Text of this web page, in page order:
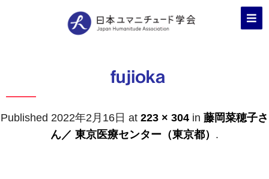
fujioka
Published 2022年2月16日 at 223 × 304 in 藤岡菜穂子さ
ん／ 東京医療センター（東京都） .